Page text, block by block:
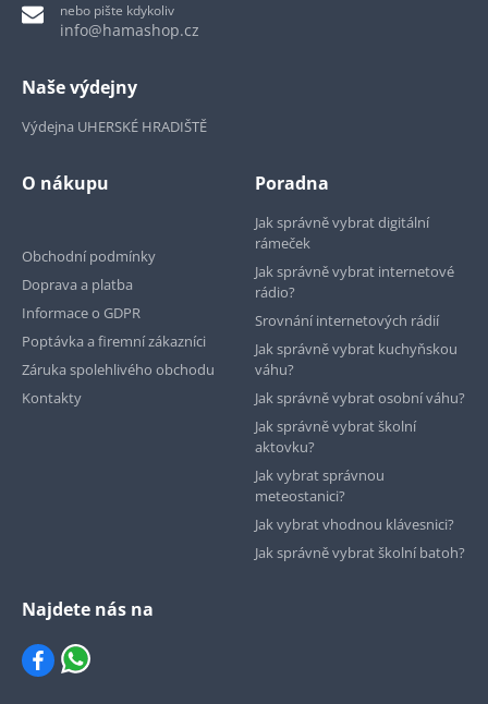
nebo pište kdykoliv
info@hamashop.cz
Naše výdejny
Výdejna UHERSKÉ HRADIŠTĚ
O nákupu
Obchodní podmínky
Doprava a platba
Informace o GDPR
Poptávka a firemní zákazníci
Záruka spolehlivého obchodu
Kontakty
Poradna
Jak správně vybrat digitální
rámeček
Jak správně vybrat internetové
rádio?
Srovnání internetových rádií
Jak správně vybrat kuchyňskou
váhu?
Jak správně vybrat osobní váhu?
Jak správně vybrat školní
aktovku?
Jak vybrat správnou
meteostanici?
Jak vybrat vhodnou klávesnici?
Jak správně vybrat školní batoh?
Najdete nás na